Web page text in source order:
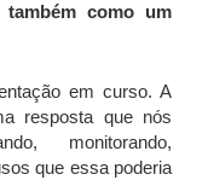
como um
em curso. A
resposta que nós
monitorando,
que essa poderia